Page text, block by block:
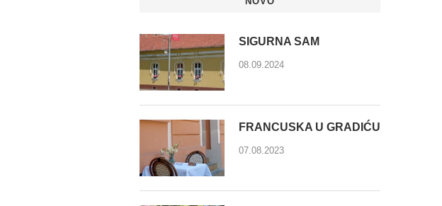
SIGURNA SAM
08.09.2024
FRANCUSKA U GRADIĆU
07.08.2023